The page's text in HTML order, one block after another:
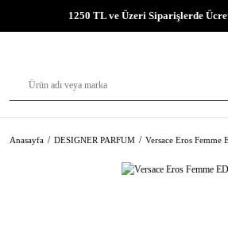
1250 TL ve Üzeri Siparişlerde
Anasayfa DESIGNER PARFUM Versace Eros Femme